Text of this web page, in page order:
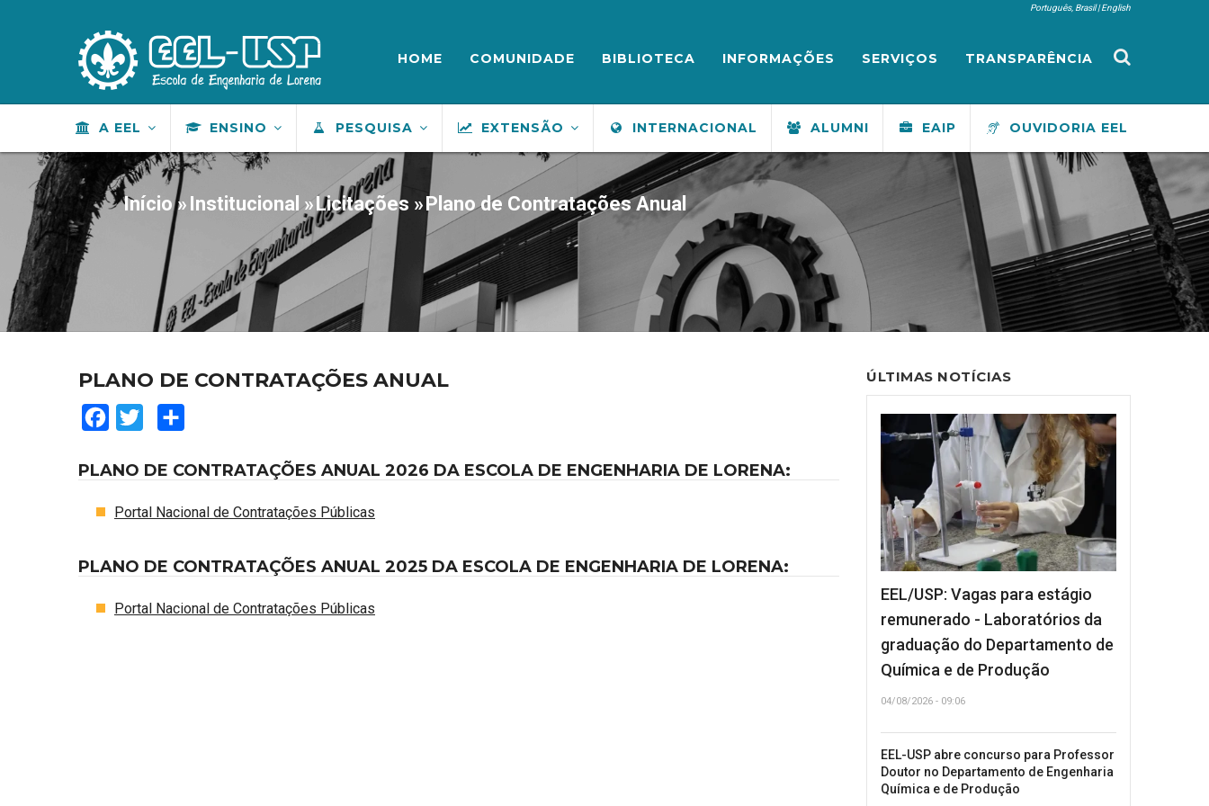
principal
Português, Brasil English
HOME COMUNIDADE BIBLIOTECA INFORMAÇÕES SERVIÇOS TRANSPARÊNCIA
MAIN
NAVIGATION
A EEL ENSINO PESQUISA EXTENSÃO INTERNACIONAL ALUMNI EAIP OUVIDORIA EEL
TRILHA
DE
NAVEGAÇÃO
Início » Institucional »Licitações »Plano de Contratações Anual
PLANO DE CONTRATAÇÕES ANUAL
Facebook
Twitter
PLANO DE CONTRATAÇÕES ANUAL 2026 DA ESCOLA DE ENGENHARIA DE LORENA:
Portal Nacional de Contratações Públicas
PLANO DE CONTRATAÇÕES ANUAL 2025 DA ESCOLA DE ENGENHARIA DE LORENA:
Portal Nacional de Contratações Públicas
ÚLTIMAS NOTÍCIAS
EEL/USP: Vagas para estágio
remunerado - Laboratórios da
graduação do Departamento de
Química e de Produção
04/08/2026 - 09:06
EEL-USP abre concurso para Professor
Doutor no Departamento de Engenharia
Química e de Produção